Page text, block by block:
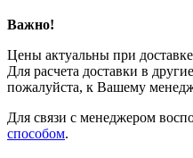
Важно!
Цены актуальны при
Для расчета доставки в
пожалуйста, к Вашему
Для связи с менеджером
способом.